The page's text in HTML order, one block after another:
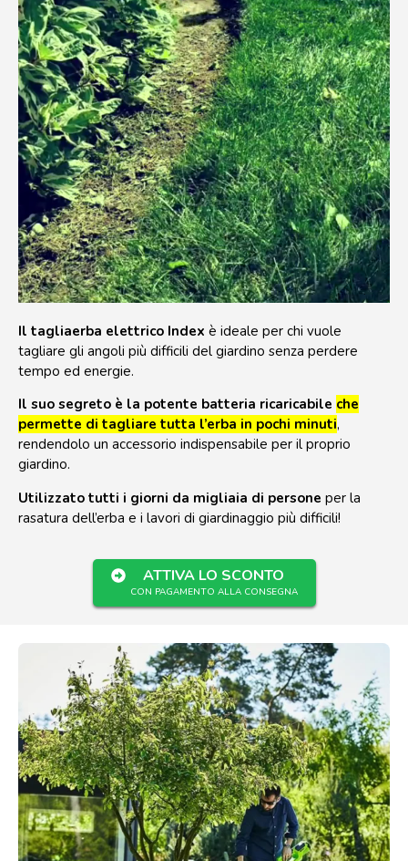
Il tagliaerba elettrico Index è ideale per chi vuole
tagliare gli angoli più difficili del giardino senza perdere
tempo ed energie.
Il suo segreto è la potente batteria ricaricabile che
permette di tagliare tutta l’erba in pochi minuti,
rendendolo un accessorio indispensabile per il proprio
giardino.
Utilizzato tutti i giorni da migliaia di persone per la
rasatura dell’erba e i lavori di giardinaggio più difficili!
ATTIVA LO SCONTO
CON PAGAMENTO ALLA CONSEGNA